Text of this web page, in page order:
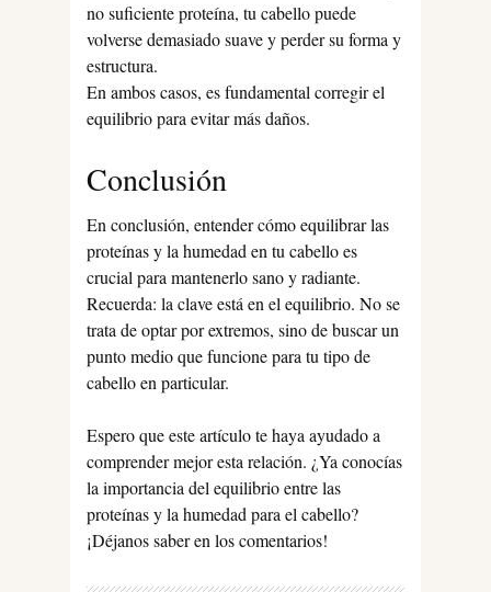
no suficiente proteína, tu cabello puede
volverse demasiado suave y perder su forma y
estructura.
En ambos casos, es fundamental corregir el
equilibrio para evitar más daños.
Conclusión
En conclusión, entender cómo equilibrar las
proteínas y la humedad en tu cabello es
crucial para mantenerlo sano y radiante.
Recuerda: la clave está en el equilibrio. No se
trata de optar por extremos, sino de buscar un
punto medio que funcione para tu tipo de
cabello en particular.
Espero que este artículo te haya ayudado a
comprender mejor esta relación. ¿Ya conocías
la importancia del equilibrio entre las
proteínas y la humedad para el cabello?
¡Déjanos saber en los comentarios!